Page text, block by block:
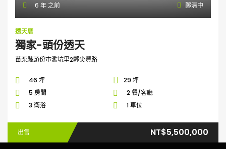
6 年 之前 鄭清中
透天厝
獨家-頭份透天
苗栗縣頭份市濫坑里2鄰尖豐路
46 坪
29 坪
5 房間
2 餐/客廳
3 衛浴
1 車位
出售 NT$5,500,000